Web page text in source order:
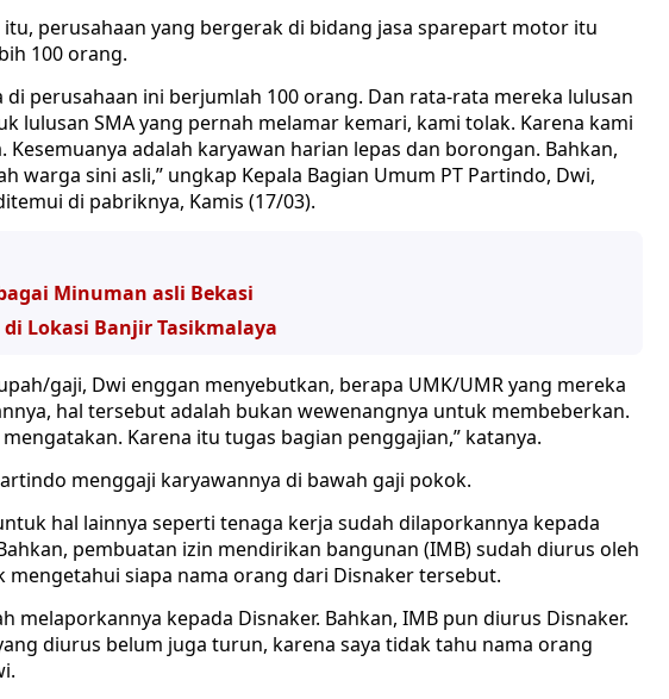
itu, perusahaan yang bergerak di bidang jasa sparepart motor itu
100 orang.
di perusahaan ini berjumlah 100 orang. Dan rata-rata mereka lulusan
lulusan SMA yang pernah melamar kemari, kami tolak. Karena kami
adalah karyawan harian lepas dan borongan. Bahkan,
warga sini asli,” ungkap Kepala Bagian Umum PT Partindo, Dwi,
di pabriknya, Kamis (17/03).
Minuman asli Bekasi
di Lokasi Banjir Tasikmalaya
gaji, Dwi enggan menyebutkan, berapa UMK/UMR yang mereka
hal tersebut adalah bukan wewenangnya untuk membeberkan.
Karena itu tugas bagian penggajian,” katanya.
menggaji karyawannya di bawah gaji pokok.
hal lainnya seperti tenaga kerja sudah dilaporkannya kepada
pembuatan izin mendirikan bangunan (IMB) sudah diurus oleh
mengetahui siapa nama orang dari Disnaker tersebut.
melaporkannya kepada Disnaker. Bahkan, IMB pun diurus Disnaker.
diurus belum juga turun, karena saya tidak tahu nama orang